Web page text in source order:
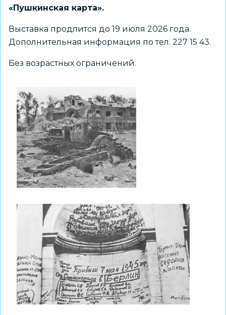
«Пушкинская карта».
Выставка продлится до 19 июля 2026 года.
Дополнительная информация по тел. 227 15 43.
Без возрастных ограничений.